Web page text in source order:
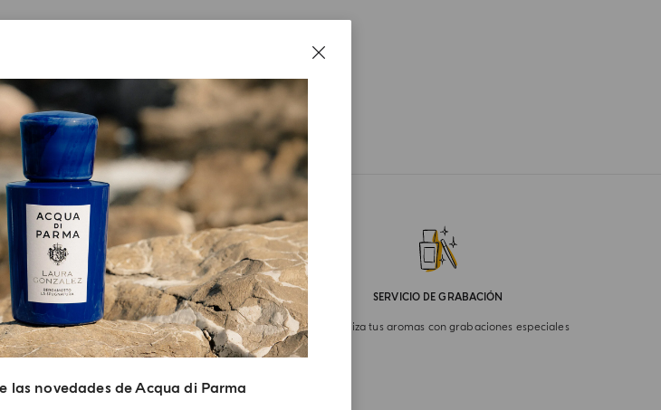
novedades de Acqua di Parma
POR COMPRA
universos de Acqua di Parma
exclusivas en todas tus compras
SERVICIO DE GRABACIÓN
Personaliza tus aromas con grabaciones especiales